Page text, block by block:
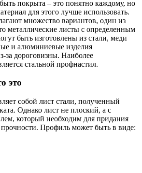
покрыта – это понятно каждому, но
для этого лучше использовать.
множество вариантов, один из
металлические листы с определенным
быть изготовлены из стали, меди
и алюминиевые изделия
за дороговизны. Наиболее
стальной профнастил.
это
собой лист стали, полученный
Однако лист не плоский, а с
который необходим для придания
Профиль может быть в виде: